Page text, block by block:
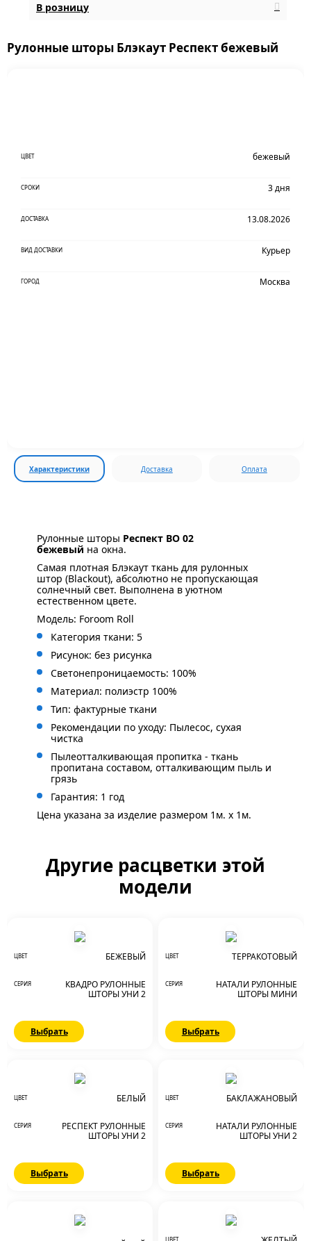
В розницу
Рулонные шторы Блэкаут Респект бежевый
ЦВЕТ бежевый
СРОКИ 3 дня
ДОСТАВКА 13.08.2026
ВИД ДОСТАВКИ Курьер
ГОРОД Москва
Характеристики Доставка Оплата
Рулонные шторы Респект ВО 02
бежевый на окна.
Самая плотная Блэкаут ткань для рулонных
штор (Blackout), абсолютно не пропускающая
солнечный свет. Выполнена в уютном
естественном цвете.
Модель: Foroom Roll
Категория ткани: 5
Рисунок: без рисунка
Светонепроницаемость: 100%
Материал: полиэстр 100%
Тип: фактурные ткани
Рекомендации по уходу: Пылесос, сухая
чистка
Пылеотталкивающая пропитка - ткань
пропитана составом, отталкивающим пыль и
грязь
Гарантия: 1 год
Цена указана за изделие размером 1м. x 1м.
Другие расцветки этой
модели
ЦВЕТ БЕЖЕВЫЙ
СЕРИЯ
КВАДРО РУЛОННЫЕ
ШТОРЫ УНИ 2
Выбрать
ЦВЕТ ТЕРРАКОТОВЫЙ
СЕРИЯ
НАТАЛИ РУЛОННЫЕ
ШТОРЫ МИНИ
Выбрать
ЦВЕТ БЕЛЫЙ
СЕРИЯ
РЕСПЕКТ РУЛОННЫЕ
ШТОРЫ УНИ 2
Выбрать
ЦВЕТ БАКЛАЖАНОВЫЙ
СЕРИЯ
НАТАЛИ РУЛОННЫЕ
ШТОРЫ УНИ 2
Выбрать
ЦВЕТ